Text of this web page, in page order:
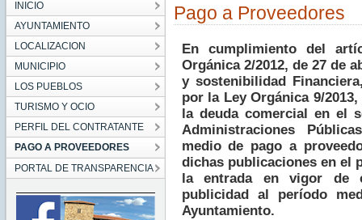
INICIO
AYUNTAMIENTO
LOCALIZACION
MUNICIPIO
LOS PUEBLOS
TURISMO Y OCIO
PERFIL DEL CONTRATANTE
PAGO A PROVEEDORES
PORTAL DE TRANSPARENCIA
Pago a Proveedores
En cumplimiento del
Orgánica 2/2012, de 27 de
y sostenibilidad
por la Ley Orgánica 9/
la deuda comercial en el
Administraciones
medio de pago a
dichas publicaciones en el
la entrada en vigor de
publicidad al período
Ayuntamiento.